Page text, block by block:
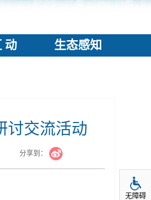
动 生态感知
讨交流活动
分享到：
无障碍